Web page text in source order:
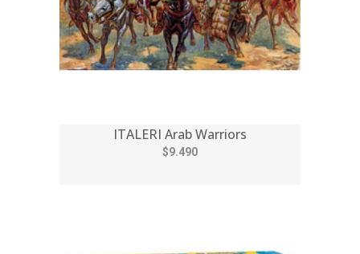
ITALERI Arab Warriors
$9.490